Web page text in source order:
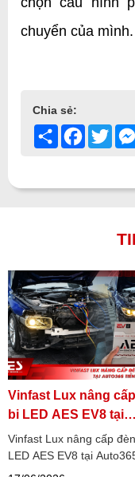
chuyển của mình.
Chia sẻ:
Share Facebook
Vinfast Lux nâng
bi LED AES EV8 tại
Auto365 Tiền Giang
Vinfast Lux nâng cấp
LED AES EV8 tại
Giang đang trở thành lựa